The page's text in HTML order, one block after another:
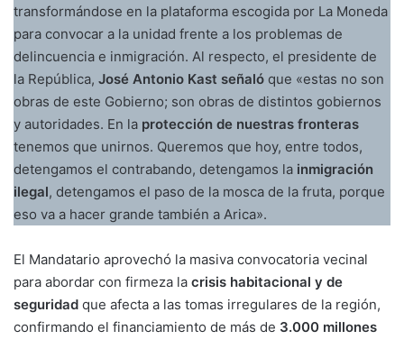
transformándose en la plataforma escogida por La Moneda
para convocar a la unidad frente a los problemas de
delincuencia e inmigración. Al respecto, el presidente de
la República, José Antonio Kast señaló que «estas no son
obras de este Gobierno; son obras de distintos gobiernos
y autoridades. En la protección de nuestras fronteras
tenemos que unirnos. Queremos que hoy, entre todos,
detengamos el contrabando, detengamos la inmigración
ilegal, detengamos el paso de la mosca de la fruta, porque
eso va a hacer grande también a Arica».
El Mandatario aprovechó la masiva convocatoria vecinal
para abordar con firmeza la crisis habitacional y de
seguridad que afecta a las tomas irregulares de la región,
confirmando el financiamiento de más de 3.000 millones